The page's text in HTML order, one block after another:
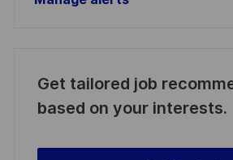
Get tailored job
based on your interests.